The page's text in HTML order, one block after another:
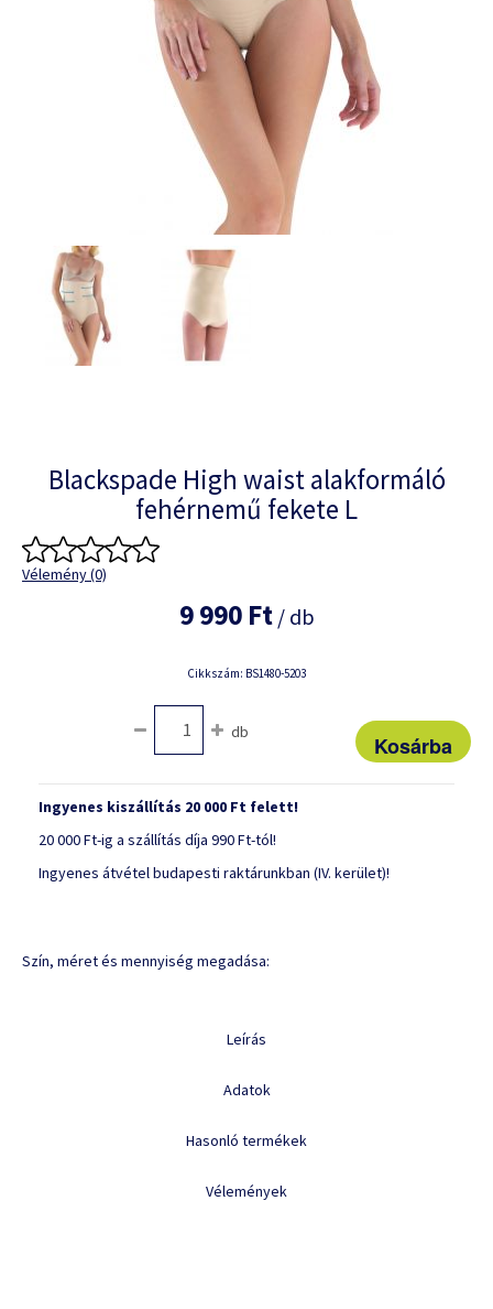
Blackspade High waist alakformáló
fehérnemű fekete L
Vélemény (0)
9 990 Ft/ db
Cikkszám: BS1480-5203
db
Ingyenes kiszállítás 20 000 Ft felett!
20 000 Ft-ig a szállítás díja 990 Ft-tól!
Ingyenes átvétel budapesti raktárunkban (IV. kerület)!
Szín, méret és mennyiség megadása:
Leírás
Adatok
Hasonló termékek
Vélemények